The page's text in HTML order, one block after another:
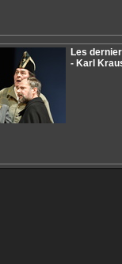
Les
- Karl